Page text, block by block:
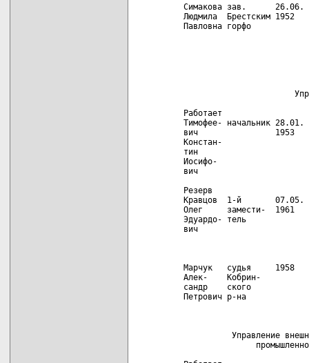
Управление юстиции

  Работает
  Тимофее- начальник 28.01. д.Юш-  БГУ в     1994   слесарь,
  вич                1953   ковичи 1980 г.,         судья,
  Констан-                  Любан- правове-         зам.нач.
  тин                       ского  дение            юстиции
  Иосифо-                   р-на
  вич

  Резерв
  Кравцов  1-й       07.05. г.Кы-  БГУ в     1995   пом. про-
  Олег     замести-  1961   зыл    1990 г.,         курора,
  Эдуардо- тель             Ту-    юрист            следова-
  вич                       вин-                    тель,
                            ской                    судья
                            АССР

  Марчук   судья     1958   д.Туры в 1985 г. 1992   судья
  Алек-    Кобрин-          Сто-   Гроднен-
  сандр    ского            лин-   ский уни-
  Петрович р-на             ского  верситет,
                            р-на   правове-
                                   дение

            Управление внешнеэкономической деятельности,
                 промышленности, транспорта и связи

  Работает
  Юхимук   начальник 02.02. д.Ста- в 1977 г. 1996   преподава-
  Михаил             1955   рое    БИМСХ,           тель СПТУ,
  Иванович                  Рома-  инженер          комсомоль-
                            тово                    ская,
                            Мало-                   парт.
                            рит-                    работа,
                            ского                   нач. цеха
                            района                  завода,
                                                    нач.
                                                    управ.
                                                    гориспол-
                                                    кома

  Резерв
  Змачин-  зам. на-  09.04. г.     Белорус-  1997   специалист
  ская     чальника  1954   Брест  ский тех-        комитета
  Людмила                          нологи-          по
  Алексе-                          ческий           экономике,
  евна                             институт         гл.
                                   им.Кирова        специалист
                                   в 1978           управления
                                   г., хими-
                                   ческая
                                   техноло-
                                   гия
                                   стекла и
                                   металлов

                           Отдел топлива

  Работает
  Бегеза   начальник 21.06. д.Пе-  в 1976    1997   водитель,
  Алек-              1946   ровое  г.               мастер,
  сандр                     Мало-  Брестский        инженер,
  Трофимо-                  рит-   инженер-         нач. мате-
  вич                       ского  но-строи-        риально-
                            р-на   тельный          техни-
                                   институт,        ческого
                                   инженер-         обеспече-
                                   строитель        ния
                                                    плановой
                                                    комиссии,
                                                    зав.общим
                                                    отделом,
                                                    зам.уп-
                                                    равляющего
                                                    делами обл-
                                                    исполкома

  Резерв
  Хведынич директор  1955   г.     в 1978 г. 1991   ст.
  Владимир Брестско-        Брест  педин-           инженер,
  Николае- го гор-                 ститут,          директор
  вич      топсбыта                учитель          гортопсбы-
                                   физики           та,
                                                    начальник
                                                    отдела
                                                    Госснаба

          Комитет по сельскому хозяйству и продовольствию

  Работает
  Буховец- председа- 26.05. г.     в 1977 г. 1998   агроном,
  кий Яков тель      1951   Столин Грод-            гл.агроном,
  Адамович                         ненский          директор
                                   сельхоз-         совхоза
                                   институт,        "Мухавец"